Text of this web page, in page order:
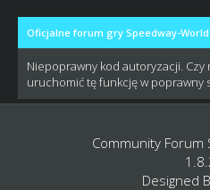
Oficjalne forum gry Speedway-World
Niepoprawny kod autoryzacji.
uruchomić tę funkcję w poprawny
Community Forum
Designed